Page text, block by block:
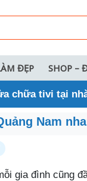
ĐẸP SHOP –
chữa tivi tại
Nam
gia đình cũng